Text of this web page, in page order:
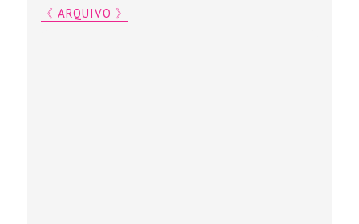
《 ARQUIVO 》